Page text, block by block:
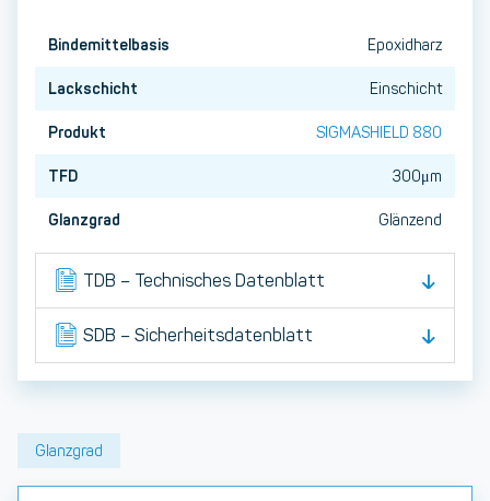
Bindemittelbasis Epoxidharz
Lackschicht Einschicht
Produkt SIGMASHIELD 880
TFD 300μm
Glanzgrad Glänzend
TDB – Technisches Datenblatt
SDB – Sicherheitsdatenblatt
Glanzgrad